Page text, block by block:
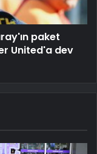
paket
United'a dev